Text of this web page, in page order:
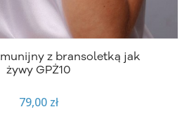
z bransoletką jak
żywy GPŻ10
79,00 zł